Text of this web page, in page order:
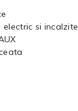
electric si incalzite